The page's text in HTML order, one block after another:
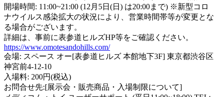
開場時間: 11:00~21:00 (12月5日(日) は20:00まで) ※新型コロ
ナウイルス感染拡大の状況により、営業時間帯等が変更とな
る場合がございます。
詳細は、事前に表参道ヒルズHP等をご確認ください。
https://www.omotesandohills.com/
会場: スペース オー[表参道ヒルズ 本館地下3F] 東京都渋谷区
神宮前4-12-10
入場料: 200円(税込)
お問合せ先:[展示会・販売商品・入場制限について]